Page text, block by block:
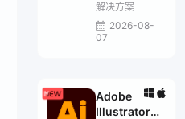
解决方案
2026-08-
07
Adobe
Illustrator